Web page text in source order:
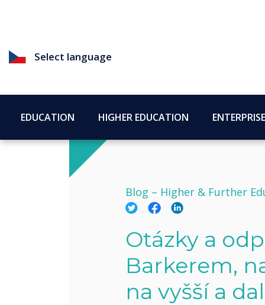
Select language
EDUCATION HIGHER EDUCATION ENTERPRISE
Blog – Higher & Further
Otázky a
Barkerem,
na vyšší a